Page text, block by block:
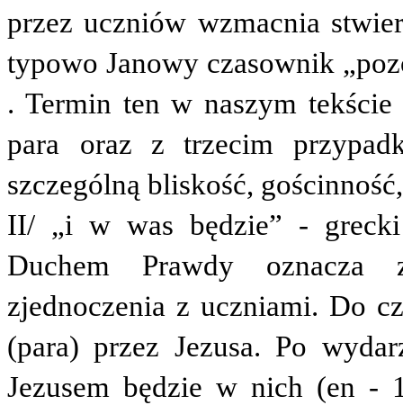
przez uczniów wzmacnia
typowo Janowy czasownik
. Termin ten w naszym
para
oraz z trzecim
szczególną bliskość,
II/ „i w was będzie” -
Duchem Prawdy oznacza
zjednoczenia z uczniami. Do
(para) przez Jezusa. Po
Jezusem będzie w nich (en -